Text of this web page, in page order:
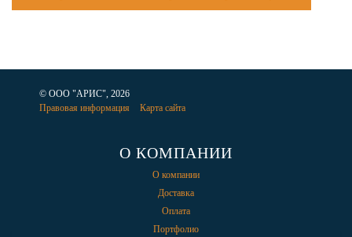
© ООО "АРИС", 2026
Правовая информация
Карта сайта
О КОМПАНИИ
О компании
Доставка
Оплата
Портфолио